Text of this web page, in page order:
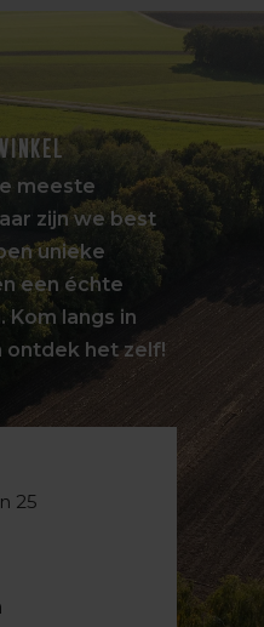
meeste
zijn we best
unieke
een échte
Kom langs in
ontdek het zelf!
25